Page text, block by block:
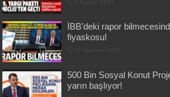
İBB’deki rapor
fiyaskosu!
500 Bin Sosyal Konut
yarın başlıyor!